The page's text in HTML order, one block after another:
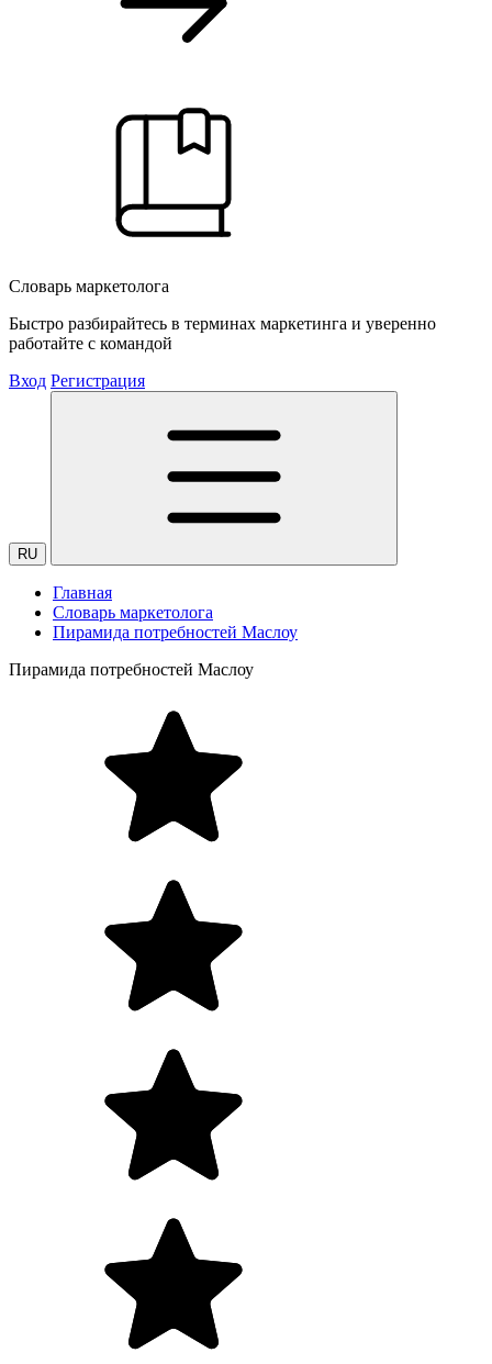
Словарь маркетолога
Быстро разбирайтесь в терминах маркетинга и уверенно
работайте с командой
Вход Регистрация
RU
Главная
Словарь маркетолога
Пирамида потребностей Маслоу
Пирамида потребностей Маслоу